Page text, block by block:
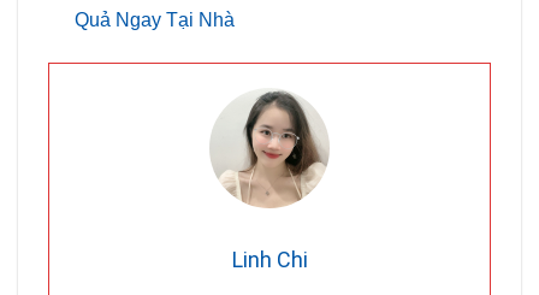
Quả Ngay Tại Nhà
Linh Chi